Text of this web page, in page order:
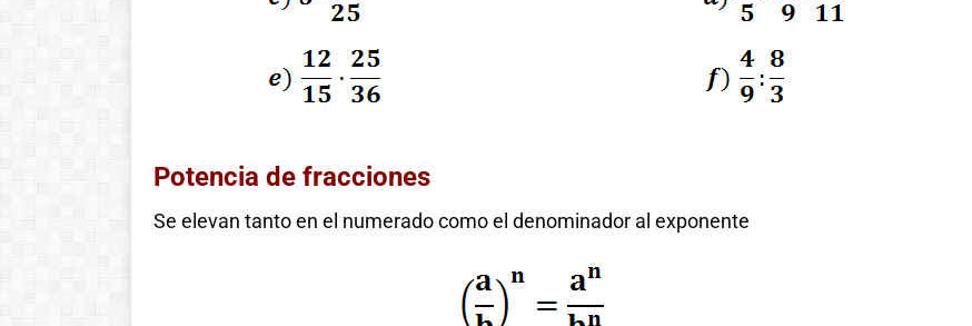
Potencia de fracciones
Se elevan tanto en el numerado como el denominador al exponente